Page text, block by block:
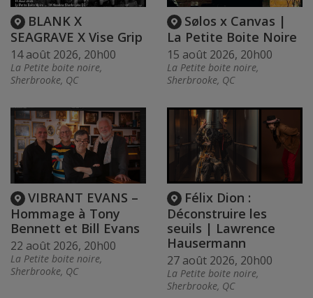
BLANK X
SEAGRAVE X Vise Grip
14 août 2026, 20h00
La Petite boite noire,
Sherbrooke, QC
Sølos x Canvas |
La Petite Boite Noire
15 août 2026, 20h00
La Petite boite noire,
Sherbrooke, QC
VIBRANT EVANS –
Hommage à Tony
Bennett et Bill Evans
22 août 2026, 20h00
La Petite boite noire,
Sherbrooke, QC
Félix Dion :
Déconstruire les
seuils | Lawrence
Hausermann
27 août 2026, 20h00
La Petite boite noire,
Sherbrooke, QC